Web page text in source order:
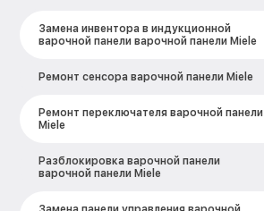
Замена инвентора в индукционной
варочной панели варочной панели Miele
Ремонт сенсора варочной панели Miele
Ремонт переключателя варочной панели
Miele
Разблокировка варочной панели
варочной панели Miele